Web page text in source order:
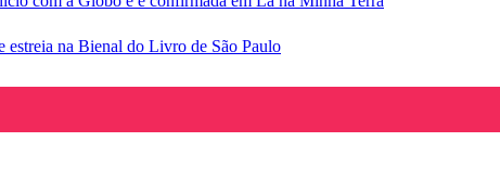
estreia na Bienal do Livro de São Paulo